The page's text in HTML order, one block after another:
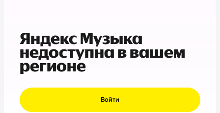
Яндекс Музыка
недоступна в вашем
регионе
Войти